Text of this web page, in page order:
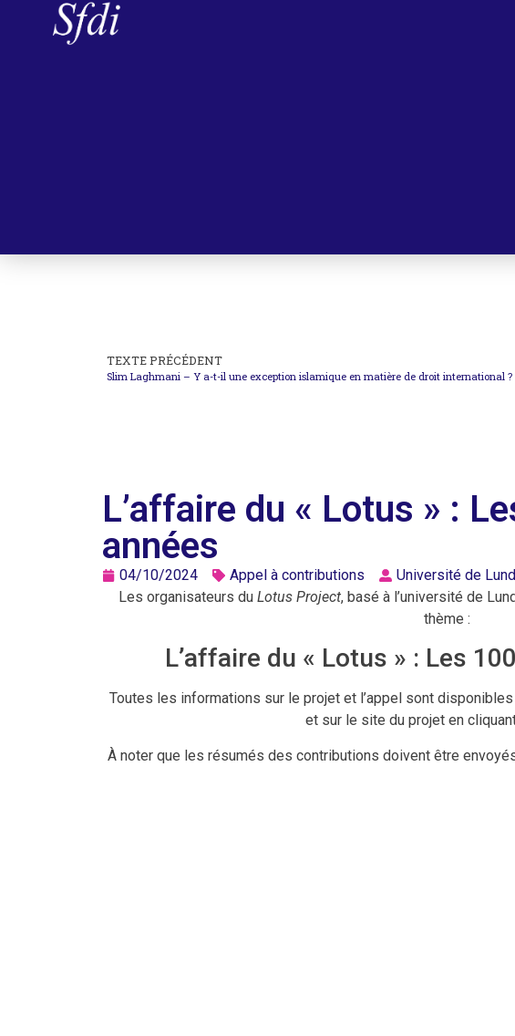
TEXTE PRÉCÉDENT
Slim Laghmani – Y a-t-il une exception islamique en matière de droit international ?
L’affaire du « Lotus » :
années
04/10/2024 Appel à contributions
Université de Lund
Les organisateurs duLotus Project, basé à l’université de
thème :
L’affaire du « Lotus » : Les
Toutes les informations sur le projet et l’appel sont
et sur le site du projet en
À noter que les résumés des contributions doivent être